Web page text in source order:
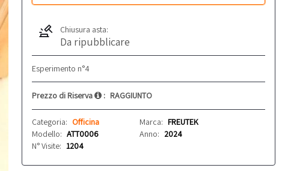
Chiusura asta:
Da ripubblicare
Esperimento n°4
Prezzo di Riserva : RAGGIUNTO
Categoria: Officina Marca: FREUTEK
Modello: ATT0006 Anno: 2024
N° Visite: 1204